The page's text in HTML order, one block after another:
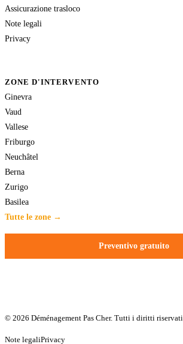
Assicurazione trasloco
Note legali
Privacy
ZONE D'INTERVENTO
Ginevra
Vaud
Vallese
Friburgo
Neuchâtel
Berna
Zurigo
Basilea
Tutte le zone →
Preventivo gratuito
© 2026 Déménagement Pas Cher. Tutti i diritti riservati.
Note legaliPrivacy